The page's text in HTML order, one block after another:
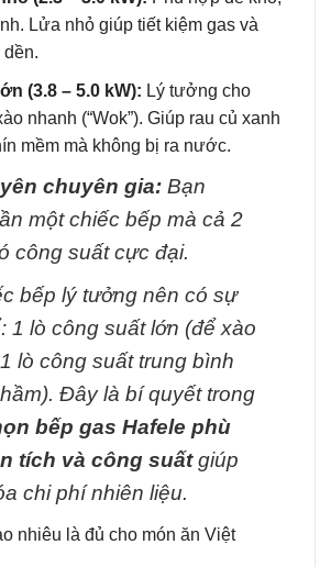
Lửa nhỏ giúp tiết kiệm gas và
dền.
(3.8 – 5.0 kW): Lý tưởng cho
nhanh (“Wok”). Giúp rau củ xanh
mềm mà không bị ra nước.
chuyên gia: Bạn
một chiếc bếp mà cả 2
công suất cực đại.
bếp lý tưởng nên có sự
1 lò công suất lớn (để xào
lò công suất trung bình
Đây là bí quyết trong
bếp gas Hafele phù
tích và công suấtgiúp
chi phí nhiên liệu.